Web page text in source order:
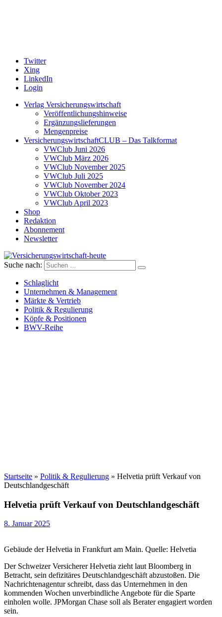
Twitter
Xing
LinkedIn
Login
Verlag Versicherungswirtschaft
Veröffentlichungshinweise
Ergänzungslieferungen
Mengenpreise
VersicherungswirtschaftCLUB – Das Talkformat
VWClub Juni 2026
VWClub März 2026
VWClub November 2025
VWClub Juli 2025
VWClub November 2024
VWClub Oktober 2023
VWClub April 2023
Shop
Redaktion
Abonnement
Newsletter
Versicherungswirtschaft-heute
Suche nach:
Schlaglicht
Unternehmen & Management
Märkte & Vertrieb
Politik & Regulierung
Köpfe & Positionen
BWV-Reihe
Startseite » Politik & Regulierung » Helvetia prüft Verkauf von
Deutschlandgeschäft
Helvetia prüft Verkauf von Deutschlandgeschäft
8. Januar 2025
Gebäude der Helvetia in Frankfurt am Main. Quelle: Helvetia
Der Schweizer Versicherer Helvetia zieht laut Bloomberg in
Betracht, sein defizitäres Deutschlandgeschäft abzustoßen. Die
Nachrichtenagentur schreibt, dass das Unternehmen in den
kommenden Wochen unverbindliche Angebote für die Sparte
einholen wolle. JPMorgan Chase soll als Berater engagiert worden
sein.